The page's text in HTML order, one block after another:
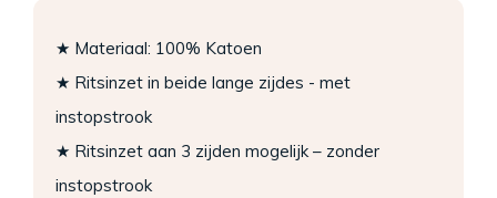
★ Materiaal: 100% Katoen
★ Ritsinzet in beide lange zijdes - met
instopstrook
★ Ritsinzet aan 3 zijden mogelijk – zonder
instopstrook